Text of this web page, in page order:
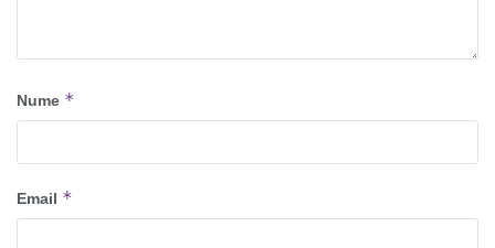
Nume *
Email *